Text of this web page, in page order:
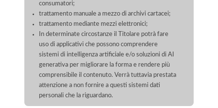
consumatori;
trattamento manuale a mezzo di archivi cartacei;
trattamento mediante mezzi elettronici;
In determinate circostanze il Titolare potrà fare
uso di applicativi che possono comprendere
sistemi di intelligenza artificiale e/o soluzioni di AI
generativa per migliorare la forma e rendere più
comprensibile il contenuto. Verrà tuttavia prestata
attenzione a non fornire a questi sistemi dati
personali che la riguardano.